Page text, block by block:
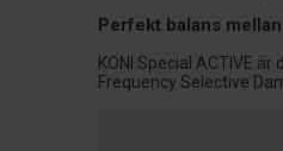
Perfekt balans
KONI Special ACTIVE
Frequency Selective